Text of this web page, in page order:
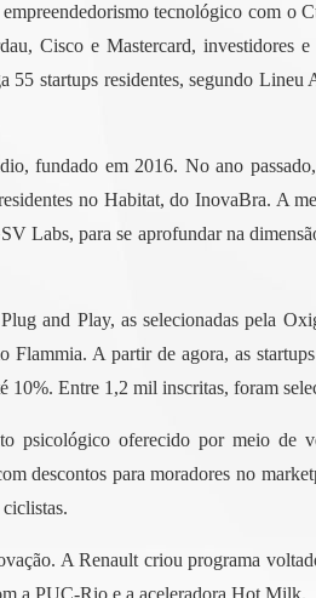
tecnológico com o
Cisco e Mastercard, investidores
startups residentes, segundo
fundado em 2016. No ano
no Habitat, do InovaBra. A
Labs, para se aprofundar na
and Play, as selecionadas pela
A partir de agora, as
10%. Entre 1,2 mil inscritas, foram
psicológico oferecido por meio de
descontos para moradores no
A Renault criou programa
a PUC-Rio e a aceleradora Hot Milk.